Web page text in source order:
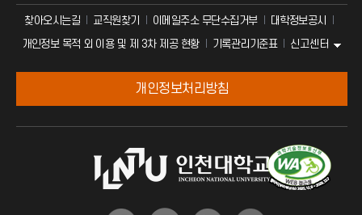
찾아오시는길 교직원찾기 이메일주소 무단수집거부
대학정보공시
개인정보 목적 외 이용 및 제 3차 제공 현황
기록관리기준표 신고센터
개인정보처리방침